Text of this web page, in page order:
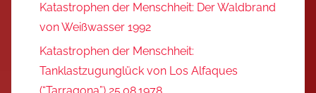
Katastrophen der Menschheit: Der Waldbrand
von Weißwasser 1992
Katastrophen der Menschheit:
Tanklastzugunglück von Los Alfaques